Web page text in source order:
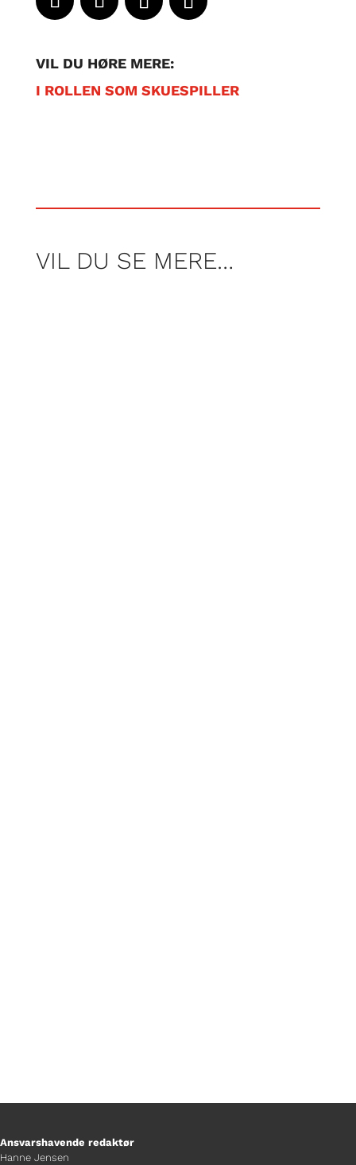
VIL DU HØRE MERE:
I ROLLEN SOM SKUESPILLER
VIL DU SE MERE…
Ansvarshavende redaktør
Hanne Jensen